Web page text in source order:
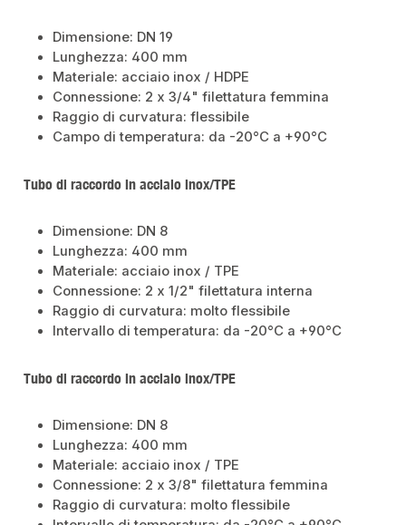
Dimensione: DN 19
Lunghezza: 400 mm
Materiale: acciaio inox / HDPE
Connessione: 2 x 3/4" filettatura femmina
Raggio di curvatura: flessibile
Campo di temperatura: da -20°C a +90°C
Tubo di raccordo in acciaio inox/TPE
Dimensione: DN 8
Lunghezza: 400 mm
Materiale: acciaio inox / TPE
Connessione: 2 x 1/2" filettatura interna
Raggio di curvatura: molto flessibile
Intervallo di temperatura: da -20°C a +90°C
Tubo di raccordo in acciaio inox/TPE
Dimensione: DN 8
Lunghezza: 400 mm
Materiale: acciaio inox / TPE
Connessione: 2 x 3/8" filettatura femmina
Raggio di curvatura: molto flessibile